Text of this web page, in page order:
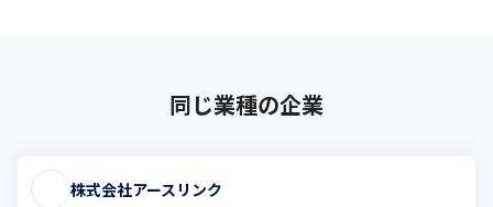
同じ業種の企業
株式会社アースリンク